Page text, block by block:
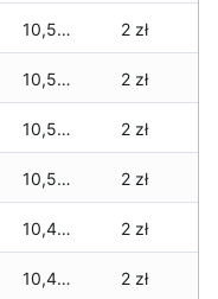
10,550 zł 2 zł
10,550 zł 2 zł
10,550 zł 2 zł
10,520 zł 2 zł
10,480 zł 2 zł
10,480 zł 2 zł